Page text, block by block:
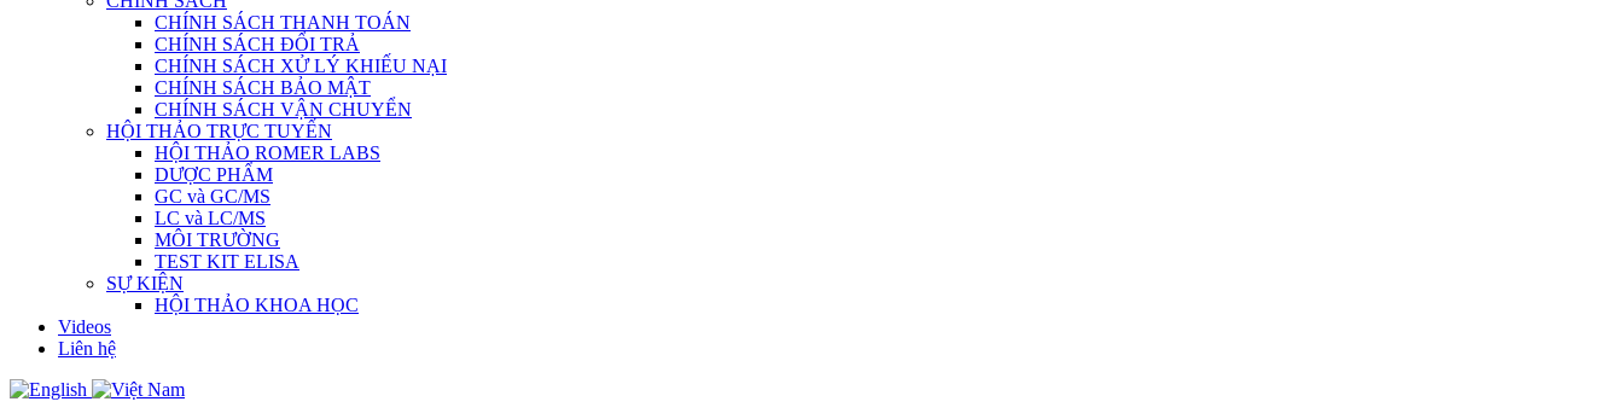
CHÍNH SÁCH THANH TOÁN
CHÍNH SÁCH ĐỔI TRẢ
CHÍNH SÁCH XỬ LÝ KHIẾU NẠI
CHÍNH SÁCH BẢO MẬT
CHÍNH SÁCH VẬN CHUYỂN
HỘI THẢO TRỰC TUYẾN
HỘI THẢO ROMER LABS
DƯỢC PHẨM
GC và GC/MS
LC và LC/MS
MÔI TRƯỜNG
TEST KIT ELISA
SỰ KIỆN
HỘI THẢO KHOA HỌC
Videos
Liên hệ